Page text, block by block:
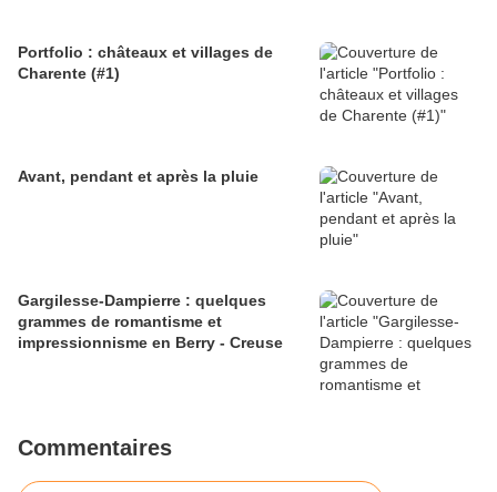
Portfolio : châteaux et villages de
Charente (#1)
Avant, pendant et après la pluie
Gargilesse-Dampierre : quelques
grammes de romantisme et
impressionnisme en Berry - Creuse
Commentaires